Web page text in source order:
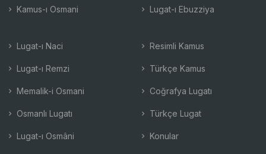
Kamus-ı Osmani Lugat-ı Ebuzziya
Lugat-ı Naci
Lugat-ı Remzi
Memalik-i Osmani
Osmanlı Lugatı
Lugat-ı Osmâni
Resimli Kamus
Türkçe Kamus
Coğrafya Lugatı
Türkçe Lugat
Konular